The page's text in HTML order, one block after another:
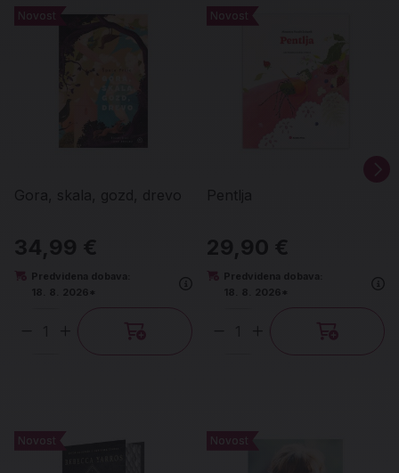
Novost
Gora, skala, gozd, drevo
Novost
34,99 €
Predvidena dobava:
18. 8. 2026*
Količina
Novost
Pentlja
Novost
29,90 €
Predvidena dobava:
18. 8. 2026*
Količina
Novost
Novost Novost
Novost